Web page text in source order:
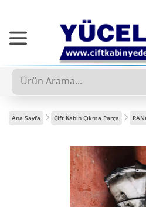
Ana Sayfa Çift Kabin Çıkma Parça